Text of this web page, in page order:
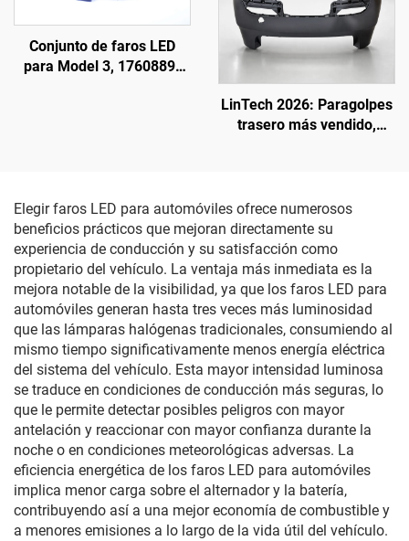
reemplazo de faros en
Model 3/Y y exportación
transfronteriza
destructiva, para talleres
de reparación y
mantenimiento de flotas
Conjunto de faros LED
para Model 3, 1760889-
LinTech 2026: Paragolpes
trasero más vendido,
actualizado
Elegir faros LED para automóviles ofrece numerosos
beneficios prácticos que mejoran directamente su
experiencia de conducción y su satisfacción como
propietario del vehículo. La ventaja más inmediata es la
mejora notable de la visibilidad, ya que los faros LED para
automóviles generan hasta tres veces más luminosidad
que las lámparas halógenas tradicionales, consumiendo al
mismo tiempo significativamente menos energía eléctrica
del sistema del vehículo. Esta mayor intensidad luminosa
se traduce en condiciones de conducción más seguras, lo
que le permite detectar posibles peligros con mayor
antelación y reaccionar con mayor confianza durante la
noche o en condiciones meteorológicas adversas. La
eficiencia energética de los faros LED para automóviles
implica menor carga sobre el alternador y la batería,
contribuyendo así a una mejor economía de combustible y
a menores emisiones a lo largo de la vida útil del vehículo.